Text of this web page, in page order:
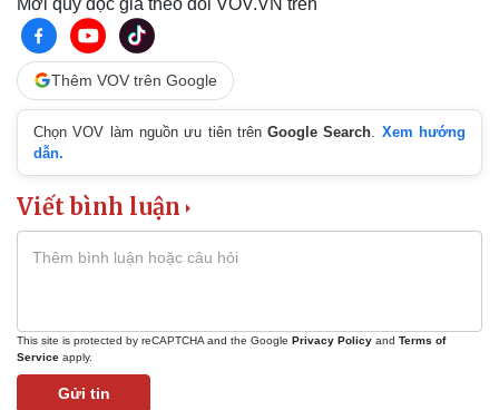
Kinh tế
Bất động sản
Khởi nghiệp
Thị trường
Giá vàng
Thêm VOV trên Google
Chọn VOV làm nguồn ưu tiên trênGoogle Search
Xem hướng
dẫn.
Viết bình luận
This site is protected by reCAPTCHA and the Google Privacy Policy and Terms of
Service apply.
Gửi tin